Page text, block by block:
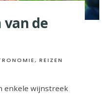
de
, REIZEN
enkele wijnstreek